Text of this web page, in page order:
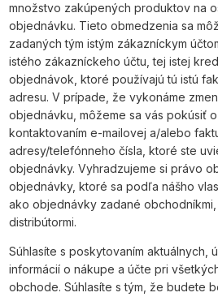
množstvo zakúpených produktov na
objednávku. Tieto obmedzenia sa
zadaných tým istým zákazníckym
istého zákazníckeho účtu, tej istej
objednávok, ktoré používajú tú istú
adresu. V prípade, že vykonáme
objednávku, môžeme sa vás pokúsiť
kontaktovaním e-mailovej a/alebo
adresy/telefónneho čísla, ktoré ste
objednávky. Vyhradzujeme si právo
objednávky, ktoré sa podľa nášho
ako objednávky zadané
distribútormi.
Súhlasíte s poskytovaním aktuálnych,
informácií o nákupe a účte pri
obchode. Súhlasíte s tým, že budete